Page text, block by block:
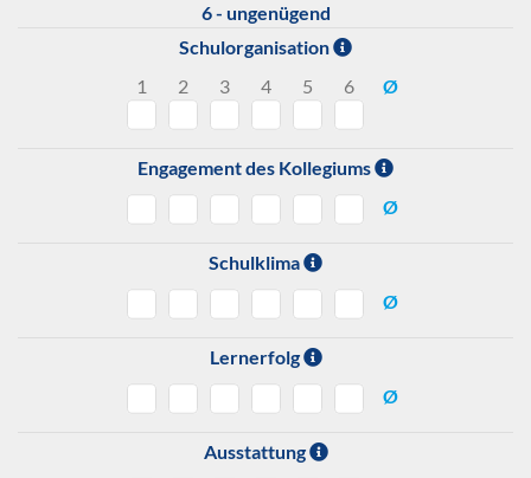
6 - ungenügend
Schulorganisation
1
2 3 4 5 6 Ø
Engagement des Kollegiums
Ø
Schulklima
Ø
Lernerfolg
Ø
Ausstattung